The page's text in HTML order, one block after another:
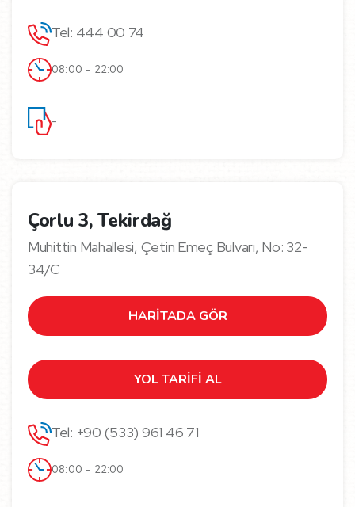
Tel: 444 00 74
08:00 – 22:00
-
Çorlu 3, Tekirdağ
Muhittin Mahallesi, Çetin Emeç Bulvarı, No: 32-
34/C
HARİTADA GÖR
YOL TARİFİ AL
Tel: +90 (533) 961 46 71
08:00 – 22:00